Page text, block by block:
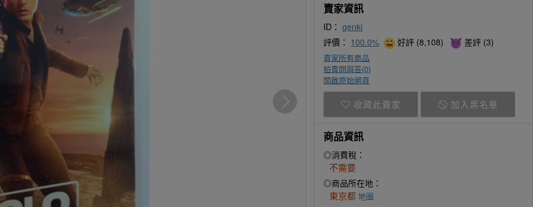
賣家資訊
ID：genki
評價： 100.0% 好評 (8,108) 差評 (3)
賣家所有商品
拍賣問與答(0)
開啟原始網頁
收藏此賣家 加入黑名單
商品資訊
◎消費稅：
不需要
◎商品所在地：
東京都 地圖